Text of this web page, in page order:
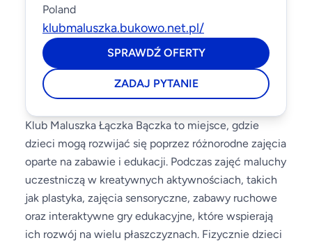
Poland
klubmaluszka.bukowo.net.pl/
SPRAWDŹ OFERTY
ZADAJ PYTANIE
Klub Maluszka Łączka Bączka to miejsce, gdzie
dzieci mogą rozwijać się poprzez różnorodne zajęcia
oparte na zabawie i edukacji. Podczas zajęć maluchy
uczestniczą w kreatywnych aktywnościach, takich
jak plastyka, zajęcia sensoryczne, zabawy ruchowe
oraz interaktywne gry edukacyjne, które wspierają
ich rozwój na wielu płaszczyznach. Fizycznie dzieci